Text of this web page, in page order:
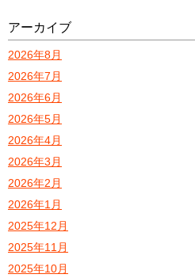
アーカイブ
2026年8月
2026年7月
2026年6月
2026年5月
2026年4月
2026年3月
2026年2月
2026年1月
2025年12月
2025年11月
2025年10月